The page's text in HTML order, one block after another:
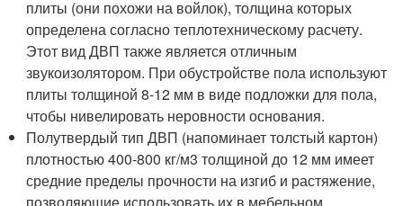
плиты (они похожи на войлок), толщина которых
определена согласно теплотехническому расчету.
Этот вид ДВП также является отличным
звукоизолятором. При обустройстве пола используют
плиты толщиной 8-12 мм в виде подложки для пола,
чтобы нивелировать неровности основания.
Полутвердый тип ДВП (напоминает толстый картон)
плотностью 400-800 кг/м3 толщиной до 12 мм имеет
средние пределы прочности на изгиб и растяжение,